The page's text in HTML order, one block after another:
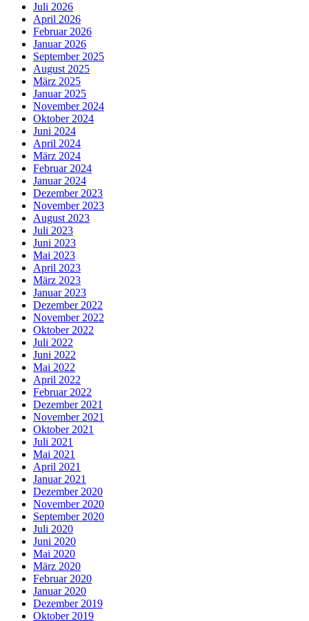
Juli 2026
April 2026
Februar 2026
Januar 2026
September 2025
August 2025
März 2025
Januar 2025
November 2024
Oktober 2024
Juni 2024
April 2024
März 2024
Februar 2024
Januar 2024
Dezember 2023
November 2023
August 2023
Juli 2023
Juni 2023
Mai 2023
April 2023
März 2023
Januar 2023
Dezember 2022
November 2022
Oktober 2022
Juli 2022
Juni 2022
Mai 2022
April 2022
Februar 2022
Dezember 2021
November 2021
Oktober 2021
Juli 2021
Mai 2021
April 2021
Januar 2021
Dezember 2020
November 2020
September 2020
Juli 2020
Juni 2020
Mai 2020
März 2020
Februar 2020
Januar 2020
Dezember 2019
Oktober 2019